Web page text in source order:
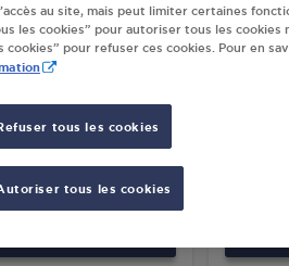
24/24
43
au site, mais peut limiter certaines
les cookies” pour autoriser tous les cookies
pour refuser ces cookies. Pour en
tous les cookies
tous les cookies